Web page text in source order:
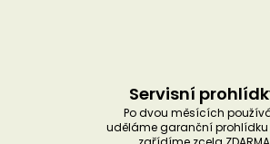
Servisní
Po dvou měsících
uděláme garanční prohlídku